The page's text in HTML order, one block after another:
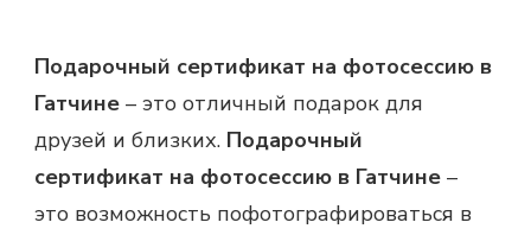
Подарочный сертификат на фотосессию в
Гатчине – это отличный подарок для
друзей и близких. Подарочный
сертификат на фотосессию в Гатчине –
это возможность пофотографироваться в